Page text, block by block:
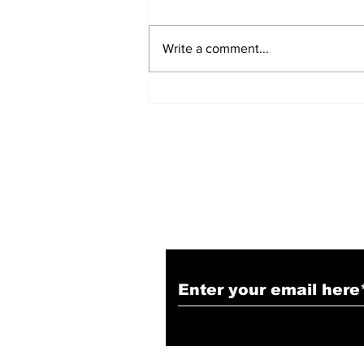
Write a comment...